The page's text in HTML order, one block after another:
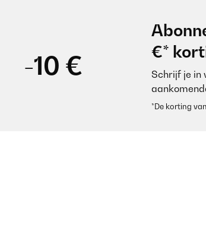
produit bien emballé, belle qualité.
Utilisateur d'Amazon
-10 €
€*
Schrijf je in
*De korting